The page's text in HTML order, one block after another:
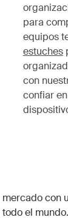
para
equipos
estuches
con
confiar
con
el